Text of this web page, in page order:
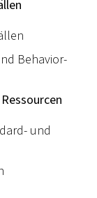
Behavior-
und